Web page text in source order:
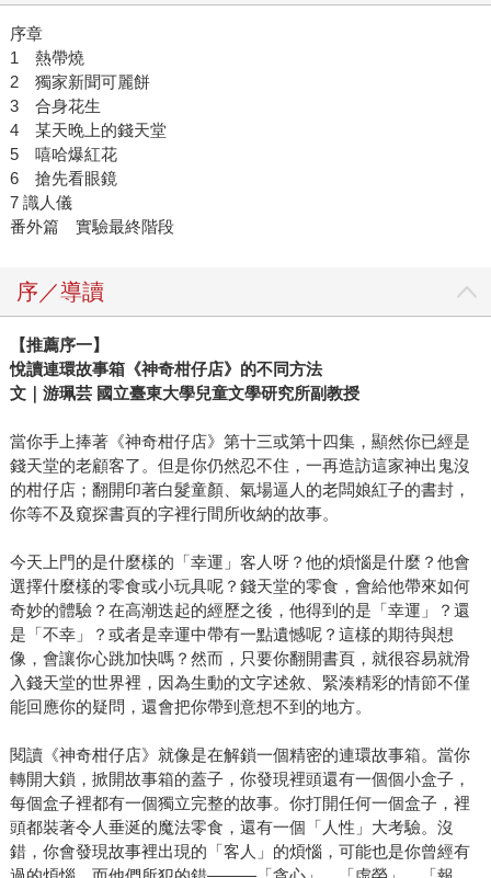
序章
1 熱帶燒
2 獨家新聞可麗餅
3 合身花生
4 某天晚上的錢天堂
5 嘻哈爆紅花
6 搶先看眼鏡
7 識人儀
番外篇 實驗最終階段
序／導讀
【推薦序一】
悅讀連環故事箱《神奇柑仔店》的不同方法
文｜游珮芸 國立臺東大學兒童文學研究所副教授
當你手上捧著《神奇柑仔店》第十三或第十四集，顯然你已經是
錢天堂的老顧客了。但是你仍然忍不住，一再造訪這家神出鬼沒
的柑仔店；翻開印著白髮童顏、氣場逼人的老闆娘紅子的書封，
你等不及窺探書頁的字裡行間所收納的故事。
今天上門的是什麼樣的「幸運」客人呀？他的煩惱是什麼？他會
選擇什麼樣的零食或小玩具呢？錢天堂的零食，會給他帶來如何
奇妙的體驗？在高潮迭起的經歷之後，他得到的是「幸運」？還
是「不幸」？或者是幸運中帶有一點遺憾呢？這樣的期待與想
像，會讓你心跳加快嗎？然而，只要你翻開書頁，就很容易就滑
入錢天堂的世界裡，因為生動的文字述敘、緊湊精彩的情節不僅
能回應你的疑問，還會把你帶到意想不到的地方。
閱讀《神奇柑仔店》就像是在解鎖一個精密的連環故事箱。當你
轉開大鎖，掀開故事箱的蓋子，你發現裡頭還有一個個小盒子，
每個盒子裡都有一個獨立完整的故事。你打開任何一個盒子，裡
頭都裝著令人垂涎的魔法零食，還有一個「人性」大考驗。沒
錯，你會發現故事裡出現的「客人」的煩惱，可能也是你曾經有